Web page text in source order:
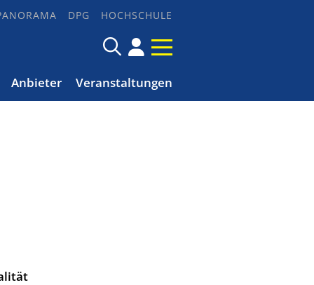
DPG HOCHSCHULE
Anbieter Veranstaltungen